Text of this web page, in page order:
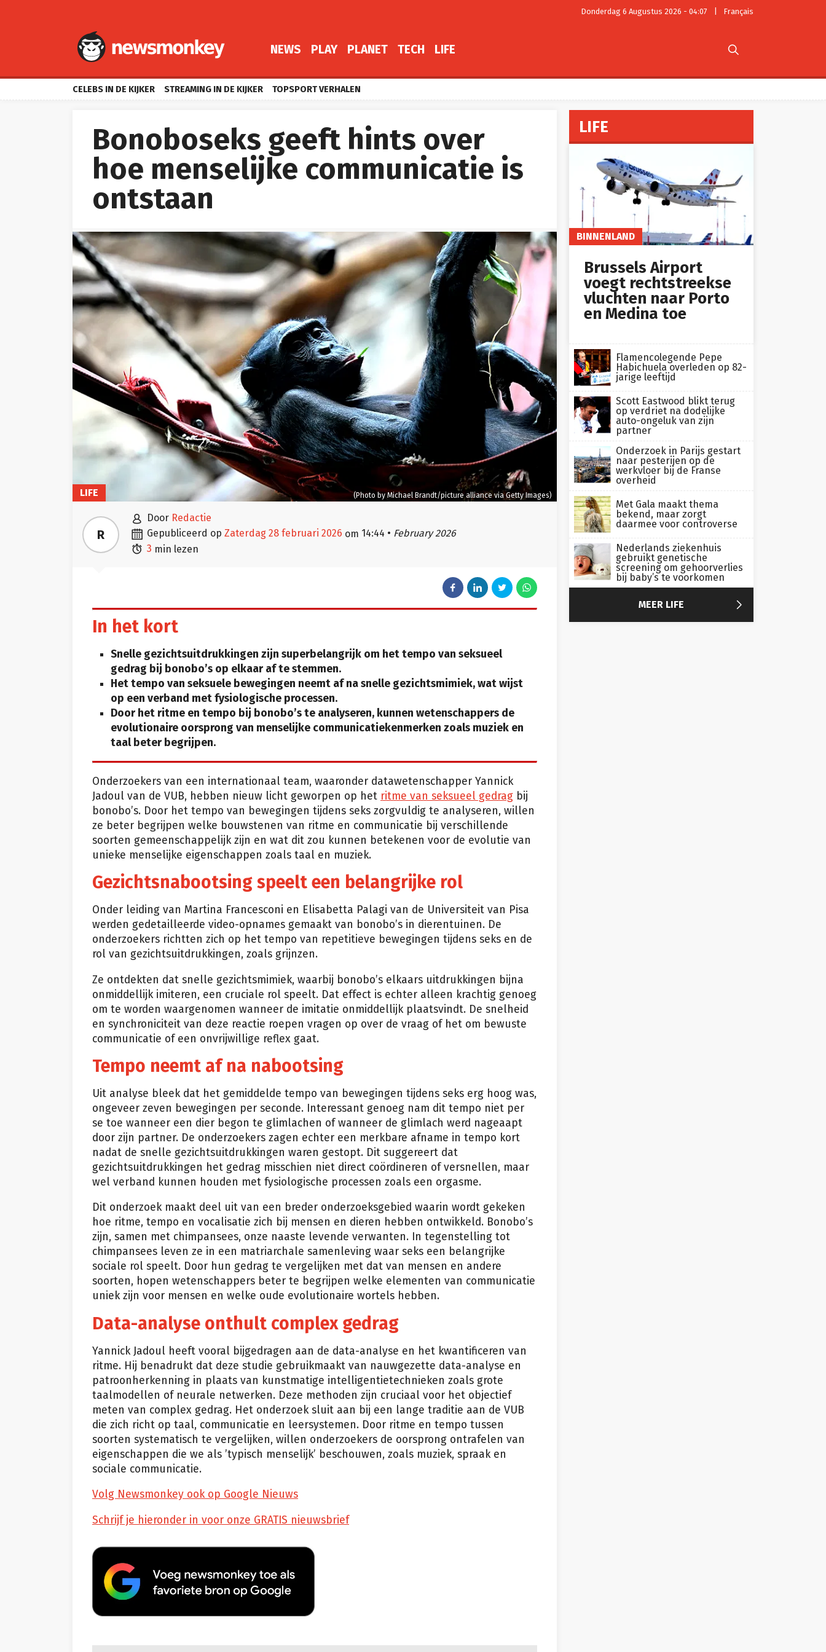
Donderdag 6 Augustus 2026 - 04:07 Français
NEWS PLAY PLANET TECH LIFE 
CELEBS IN DE KIJKER STREAMING IN DE KIJKER TOPSPORT VERHALEN
Bonoboseks geeft hints over
hoe menselijke communicatie is
ontstaan
(Photo by Michael Brandt/picture alliance via Getty Images)
LIFE
R
 door Redactie
 gepubliceerd op zaterdag 28 februari 2026 om 14:44 • February 2026
 3 min lezen
In het kort
Snelle gezichtsuitdrukkingen zijn superbelangrijk om het tempo van seksueel
gedrag bij bonobo’s op elkaar af te stemmen.
Het tempo van seksuele bewegingen neemt af na snelle gezichtsmimiek, wat wijst
op een verband met fysiologische processen.
Door het ritme en tempo bij bonobo’s te analyseren, kunnen wetenschappers de
evolutionaire oorsprong van menselijke communicatiekenmerken zoals muziek en
taal beter begrijpen.
Onderzoekers van een internationaal team, waaronder datawetenschapper Yannick
Jadoul van de VUB, hebben nieuw licht geworpen op het ritme van seksueel gedrag bij
bonobo’s. Door het tempo van bewegingen tijdens seks zorgvuldig te analyseren, willen
ze beter begrijpen welke bouwstenen van ritme en communicatie bij verschillende
soorten gemeenschappelijk zijn en wat dit zou kunnen betekenen voor de evolutie van
unieke menselijke eigenschappen zoals taal en muziek.
Gezichtsnabootsing speelt een belangrijke rol
Onder leiding van Martina Francesconi en Elisabetta Palagi van de Universiteit van Pisa
werden gedetailleerde video-opnames gemaakt van bonobo’s in dierentuinen. De
onderzoekers richtten zich op het tempo van repetitieve bewegingen tijdens seks en de
rol van gezichtsuitdrukkingen, zoals grijnzen.
Ze ontdekten dat snelle gezichtsmimiek, waarbij bonobo’s elkaars uitdrukkingen bijna
onmiddellijk imiteren, een cruciale rol speelt. Dat effect is echter alleen krachtig genoeg
om te worden waargenomen wanneer de imitatie onmiddellijk plaatsvindt. De snelheid
en synchroniciteit van deze reactie roepen vragen op over de vraag of het om bewuste
communicatie of een onvrijwillige reflex gaat.
Tempo neemt af na nabootsing
Uit analyse bleek dat het gemiddelde tempo van bewegingen tijdens seks erg hoog was,
ongeveer zeven bewegingen per seconde. Interessant genoeg nam dit tempo niet per
se toe wanneer een dier begon te glimlachen of wanneer de glimlach werd nageaapt
door zijn partner. De onderzoekers zagen echter een merkbare afname in tempo kort
nadat de snelle gezichtsuitdrukkingen waren gestopt. Dit suggereert dat
gezichtsuitdrukkingen het gedrag misschien niet direct coördineren of versnellen, maar
wel verband kunnen houden met fysiologische processen zoals een orgasme.
Dit onderzoek maakt deel uit van een breder onderzoeksgebied waarin wordt gekeken
hoe ritme, tempo en vocalisatie zich bij mensen en dieren hebben ontwikkeld. Bonobo’s
zijn, samen met chimpansees, onze naaste levende verwanten. In tegenstelling tot
chimpansees leven ze in een matriarchale samenleving waar seks een belangrijke
sociale rol speelt. Door hun gedrag te vergelijken met dat van mensen en andere
soorten, hopen wetenschappers beter te begrijpen welke elementen van communicatie
uniek zijn voor mensen en welke oude evolutionaire wortels hebben.
Data-analyse onthult complex gedrag
Yannick Jadoul heeft vooral bijgedragen aan de data-analyse en het kwantificeren van
ritme. Hij benadrukt dat deze studie gebruikmaakt van nauwgezette data-analyse en
patroonherkenning in plaats van kunstmatige intelligentietechnieken zoals grote
taalmodellen of neurale netwerken. Deze methoden zijn cruciaal voor het objectief
meten van complex gedrag. Het onderzoek sluit aan bij een lange traditie aan de VUB
die zich richt op taal, communicatie en leersystemen. Door ritme en tempo tussen
soorten systematisch te vergelijken, willen onderzoekers de oorsprong ontrafelen van
eigenschappen die we als ’typisch menselijk’ beschouwen, zoals muziek, spraak en
sociale communicatie.
Volg Newsmonkey ook op Google Nieuws
Schrijf je hieronder in voor onze GRATIS nieuwsbrief
LIFE
BINNENLAND
Brussels Airport
voegt rechtstreekse
vluchten naar Porto
en Medina toe
Flamencolegende Pepe
Habichuela overleden op 82-
jarige leeftijd
Scott Eastwood blikt terug
op verdriet na dodelijke
auto-ongeluk van zijn
partner
Onderzoek in Parijs gestart
naar pesterijen op de
werkvloer bij de Franse
overheid
Met Gala maakt thema
bekend, maar zorgt
daarmee voor controverse
Nederlands ziekenhuis
gebruikt genetische
screening om gehoorverlies
bij baby’s te voorkomen
MEER LIFE 